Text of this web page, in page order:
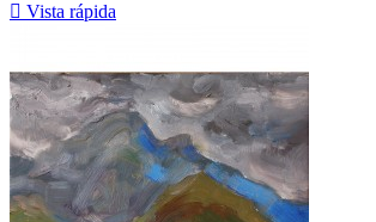
 Vista rápida